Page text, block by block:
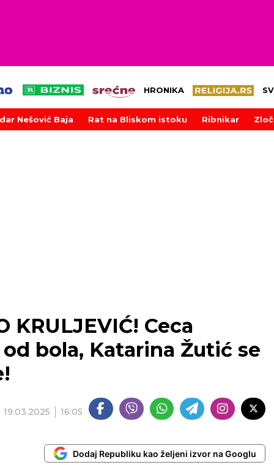
HRONIKA
Nešović Baja Rat na Bliskom istoku Ribnikar
KRULJEVIĆ! Ceca
bola, Katarina Žutić se
19.03.2025 16:05
Dodaj Republiku kao željeni izvor na Googlu